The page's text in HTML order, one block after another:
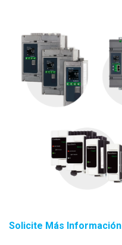
Solicite Más Información